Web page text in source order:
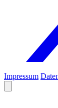
Impressum